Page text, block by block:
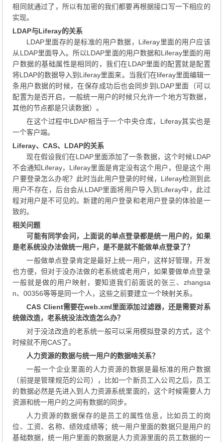
相同就通过了，所以有加密的我们都要再根据接口写一下相应的
实现。
LDAP与Liferay的关系
LDAP里面存的是标准的用户数据，Liferay里面的用户应该
从LDAP里面导入。所以LDAP里面的用户数据和Liferay里面的用
户数据的基础属性是相同的，我们在LDAP里面的配置就是配置
将LDAP的数据导入到Liferay里面来。当我们在liferay里面编辑一
条用户数据的时候，在保存成功后也会同步到LDAP里面（可以
配置为是否开启，一般统一用户的时候只允许一个地方写数据，
其他的节点都是只读数据）。
在这个过程中LDAP相当于一个中央仓库，Liferay其实也是
一个客户端。
Liferay、CAS、LDAP的关系
现在假设我们在LDAP里面添加了一条数据，这个时候LDAP
不会通知Liferay，Liferay里面是肯定没有这个用户，但是这个用
户要登录怎么办呢？此时当此用户登录的时候，Liferay检测到此
用户不存在，后台会从LDAP里面将用户导入到Liferay中，此过
程对用户是不可见的。新建的用户登录和老用户登录的体验是一
致的。
相关问题
可能有同学会问，上面说的单点登录都是统一用户的，如果
是老系统没办法做统一用户，是不是就不能做单点登录了？
一般做单点登录肯定是最好上统一用户，这样好管理，开发
也方便，但对于没办法做的老系统或老用户，如果要做单点登录
一般就是做的用户映射，要知道我们前面说的张三、zhangsa
n、00356等等是同一个人，这些之前要建立一个映射关系。
CAS Client需要在web.xml里面添加过滤器，还是需要对系
统做改造，老系统没法改造怎么办？
对于没法改造的老系统一般可以采用模拟登录的方式，这个
时候就不用CAS了。
人力资源的数据与统一用户的数据啥关系？
一般一个企业里面的人力资源的数据是最标准的用户数据
（前提是管理规范的公司），比如一个新员工入公司之后，员工
的数据必然是先进入到人力资源系统里面的，这个时候需要人力
资源和统一用户的之间有数据的同步。
人力资源的数据保存的是员工的属性信息，比如员工的岗
位、工资、名称、绩效成绩等；统一用户里面的数据只是用户的
基础数据，统一用户里面的数据是人力资源里面的员工数据的一